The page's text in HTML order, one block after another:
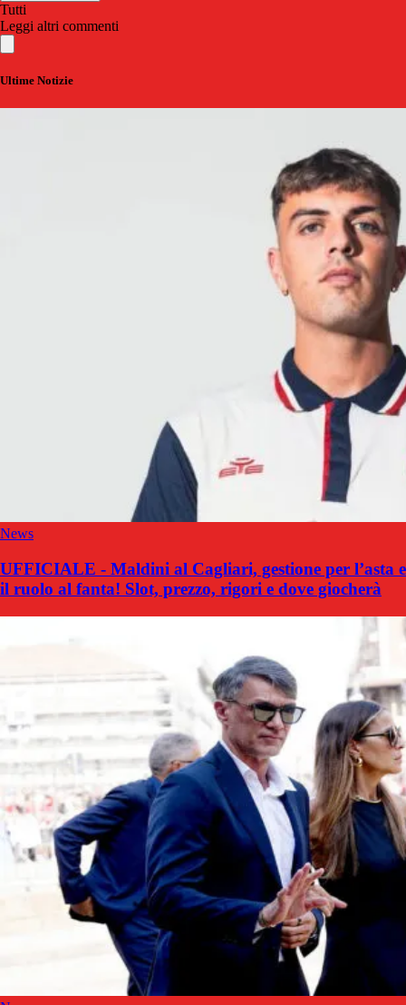
Tutti
Leggi altri commenti
Ultime Notizie
News
UFFICIALE - Maldini al Cagliari, gestione per l’asta e
il ruolo al fanta! Slot, prezzo, rigori e dove giocherà